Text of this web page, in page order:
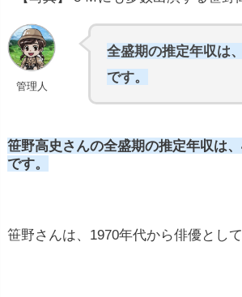
平均年収は980万円
映画やテレビドラマの出演料:
管理人
全盛期の推定年収は
です。
笹野高史さんの全盛期の推定年収は
です。
笹野さんは、1970年代から俳優として